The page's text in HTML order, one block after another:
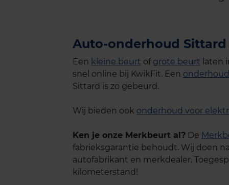
Auto-onderhoud Sittard
Een kleine beurt of grote beurt laten
snel online bij KwikFit. Een
Sittard is zo gebeurd.
Wij bieden ook onderhoud voor
Ken je onze Merkbeurt al? De
fabrieksgarantie behoudt. Wij doen
autofabrikant en merkdealer.
kilometerstand!